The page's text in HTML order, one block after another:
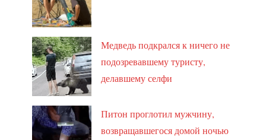
Медведь подкрался к ничего не
подозревавшему туристу,
делавшему селфи
Питон проглотил мужчину,
возвращавшегося домой ночью